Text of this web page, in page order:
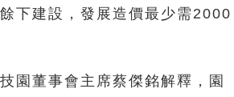
下建設，發展造價最少需2000
園董事會主席蔡傑銘解釋，園